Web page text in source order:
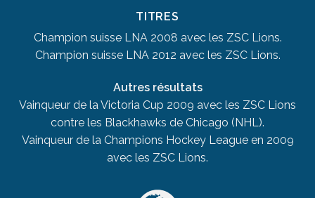
TITRES
Champion suisse LNA 2008 avec les ZSC Lions.
Champion suisse LNA 2012 avec les ZSC Lions.
Autres résultats
Vainqueur de la Victoria Cup 2009 avec les ZSC Lions
contre les Blackhawks de Chicago (NHL).
Vainqueur de la Champions Hockey League en 2009
avec les ZSC Lions.